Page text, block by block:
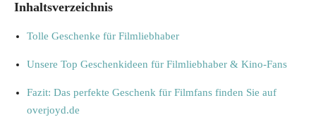
Inhaltsverzeichnis
Tolle Geschenke für Filmliebhaber
Unsere Top Geschenkideen für Filmliebhaber & Kino-Fans
Fazit: Das perfekte Geschenk für Filmfans finden Sie auf
overjoyd.de